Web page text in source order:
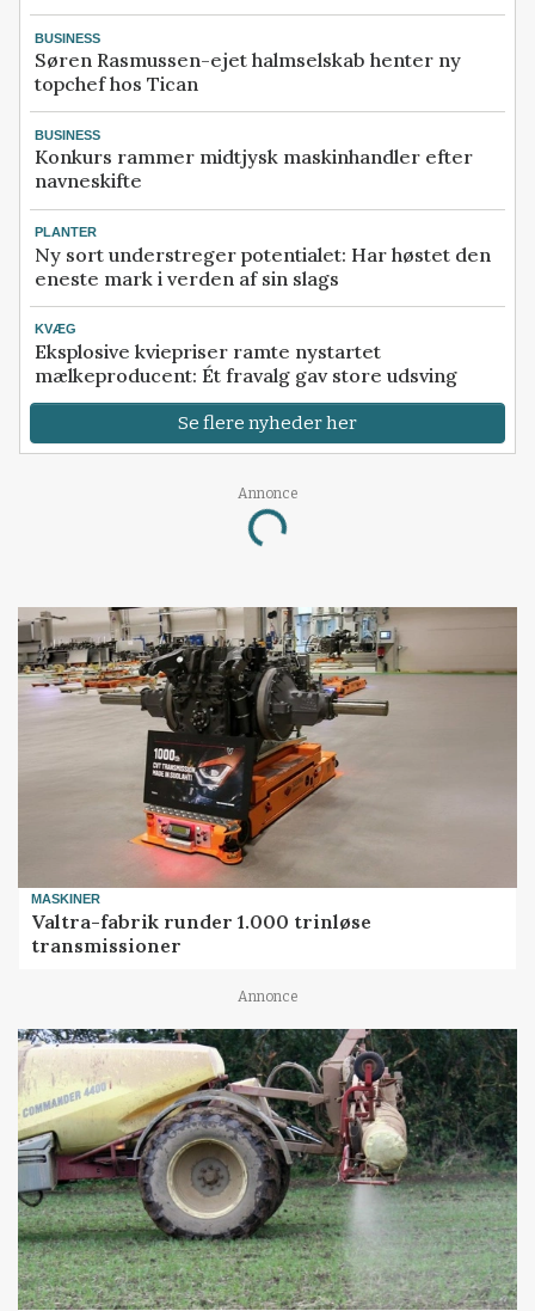
BUSINESS
Søren Rasmussen-ejet halmselskab henter ny
topchef hos Tican
BUSINESS
Konkurs rammer midtjysk maskinhandler efter
navneskifte
PLANTER
Ny sort understreger potentialet: Har høstet den
eneste mark i verden af sin slags
KVÆG
Eksplosive kviepriser ramte nystartet
mælkeproducent: Ét fravalg gav store udsving
Se flere nyheder her
Annonce
Loading...
MASKINER
Valtra-fabrik runder 1.000 trinløse
transmissioner
Annonce